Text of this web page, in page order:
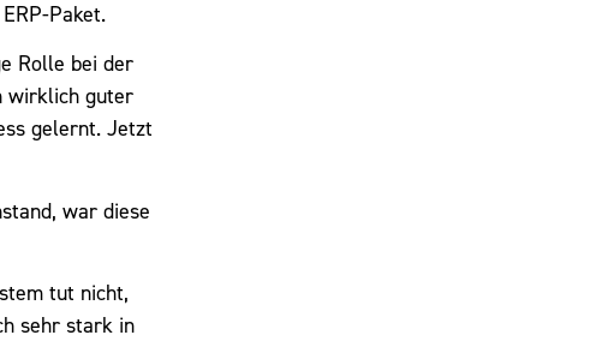
Paket.
Rolle bei der
wirklich guter
gelernt. Jetzt
war diese
tut nicht,
sehr stark in